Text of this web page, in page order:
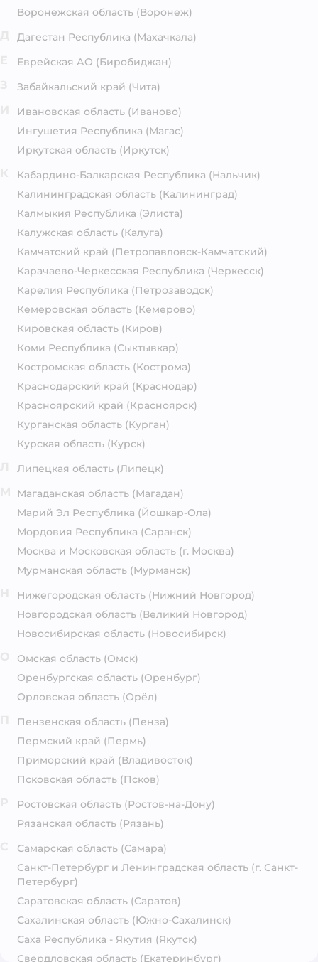
Воронежская область (Воронеж)
Дагестан Республика (Махачкала)
Еврейская АО (Биробиджан)
Забайкальский край (Чита)
Ивановская область (Иваново)
Ингушетия Республика (Магас)
Иркутская область (Иркутск)
Кабардино-Балкарская Республика (Нальчик)
Калининградская область (Калининград)
Калмыкия Республика (Элиста)
Калужская область (Калуга)
Камчатский край (Петропавловск-Камчатский)
Карачаево-Черкесская Республика (Черкесск)
Карелия Республика (Петрозаводск)
Кемеровская область (Кемерово)
Кировская область (Киров)
Коми Республика (Сыктывкар)
Костромская область (Кострома)
Краснодарский край (Краснодар)
Красноярский край (Красноярск)
Курганская область (Курган)
Курская область (Курск)
Липецкая область (Липецк)
Магаданская область (Магадан)
Марий Эл Республика (Йошкар-Ола)
Мордовия Республика (Саранск)
Москва и Московская область (г. Москва)
Мурманская область (Мурманск)
Нижегородская область (Нижний Новгород)
Новгородская область (Великий Новгород)
Новосибирская область (Новосибирск)
Омская область (Омск)
Оренбургская область (Оренбург)
Орловская область (Орёл)
Пензенская область (Пенза)
Пермский край (Пермь)
Приморский край (Владивосток)
Псковская область (Псков)
Ростовская область (Ростов-на-Дону)
Рязанская область (Рязань)
Самарская область (Самара)
Санкт-Петербург и Ленинградская область (г. Санкт-
Петербург)
Саратовская область (Саратов)
Сахалинская область (Южно-Сахалинск)
Саха Республика - Якутия (Якутск)
Свердловская область (Екатеринбург)